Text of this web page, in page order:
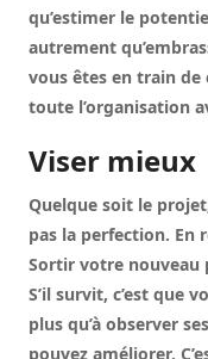
qu’estimer le
autrement
vous êtes en train
toute l’organisation
Viser mieux
Quelque soit le
pas la perfection. En
Sortir votre nouveau
S’il survit, c’est que
plus qu’à observer
pouvez améliorer.